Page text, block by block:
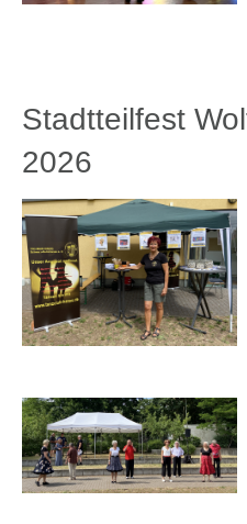
Stadtteilfest
2026